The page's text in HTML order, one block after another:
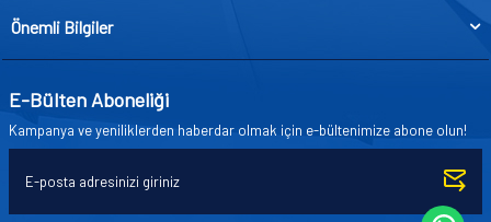
Önemli Bilgiler
E-Bülten Aboneliği
Kampanya ve yeniliklerden haberdar olmak için e-bültenimize abone olun!